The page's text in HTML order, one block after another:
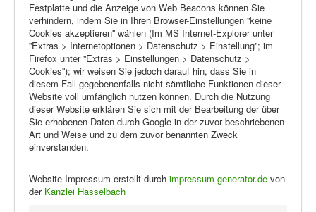
Festplatte und die Anzeige von Web Beacons können Sie
verhindern, indem Sie in Ihren Browser-Einstellungen ''keine
Cookies akzeptieren'' wählen (Im MS Internet-Explorer unter
''Extras > Internetoptionen > Datenschutz > Einstellung''; im
Firefox unter ''Extras > Einstellungen > Datenschutz >
Cookies''); wir weisen Sie jedoch darauf hin, dass Sie in
diesem Fall gegebenenfalls nicht sämtliche Funktionen dieser
Website voll umfänglich nutzen können. Durch die Nutzung
dieser Website erklären Sie sich mit der Bearbeitung der über
Sie erhobenen Daten durch Google in der zuvor beschriebenen
Art und Weise und zu dem zuvor benannten Zweck
einverstanden.
Website Impressum erstellt durch impressum-generator.de von
der Kanzlei Hasselbach